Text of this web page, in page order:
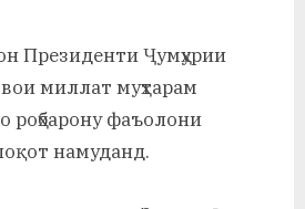
с
Президенти Ҷумҳурии
миллат муҳтарам
роҳбарону фаъолони
намуданд.